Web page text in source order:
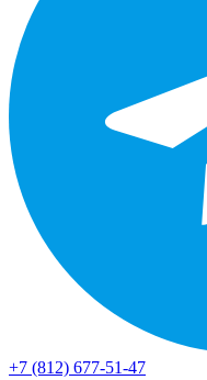
+7 (812) 677-51-47